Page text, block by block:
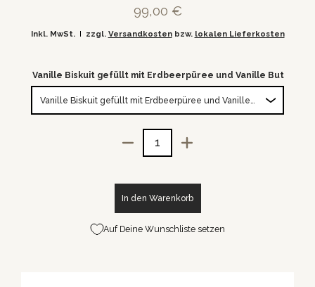
99,00 €
Inkl. MwSt. zzgl. Versandkostenbzw. lokalen Lieferkosten
Vanille Biskuit gefüllt mit Erdbeerpüree und Vanille
In den Warenkorb
Auf Deine Wunschliste setzen